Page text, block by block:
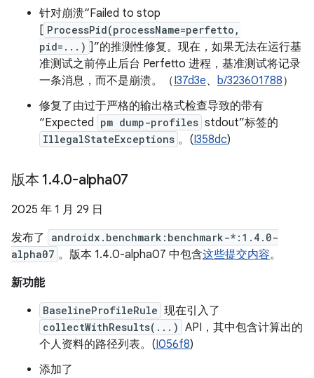
针对崩溃“Failed to stop
[ ProcessPid(processName=perfetto,
pid=...) ]”的推测性修复。现在，如果无法在运行基
准测试之前停止后台 Perfetto 进程，基准测试将记录
一条消息，而不是崩溃。（I37d3e、 b/323601788）
修复了由过于严格的输出格式检查导致的带有
“Expected pm dump-profiles stdout”标签的
IllegalStateExceptions 。(I358dc)
版本 1.4.0-alpha07
2025 年 1 月 29 日
发布了
androidx.benchmark:benchmark-*:1.4.0-
alpha07 。版本 1.4.0-alpha07 中包含这些提交内容。
新功能
BaselineProfileRule 现在引入了
collectWithResults(...) API，其中包含计算出的
个人资料的路径列表。(I056f8)
添加了